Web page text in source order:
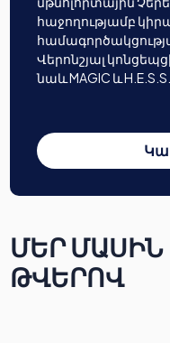
հաջողությամբ
Վերոնշյալ
նաև MAGIC և
ՄԵՐ ՄԱՍԻՆ
ԹՎԵՐՈՎ